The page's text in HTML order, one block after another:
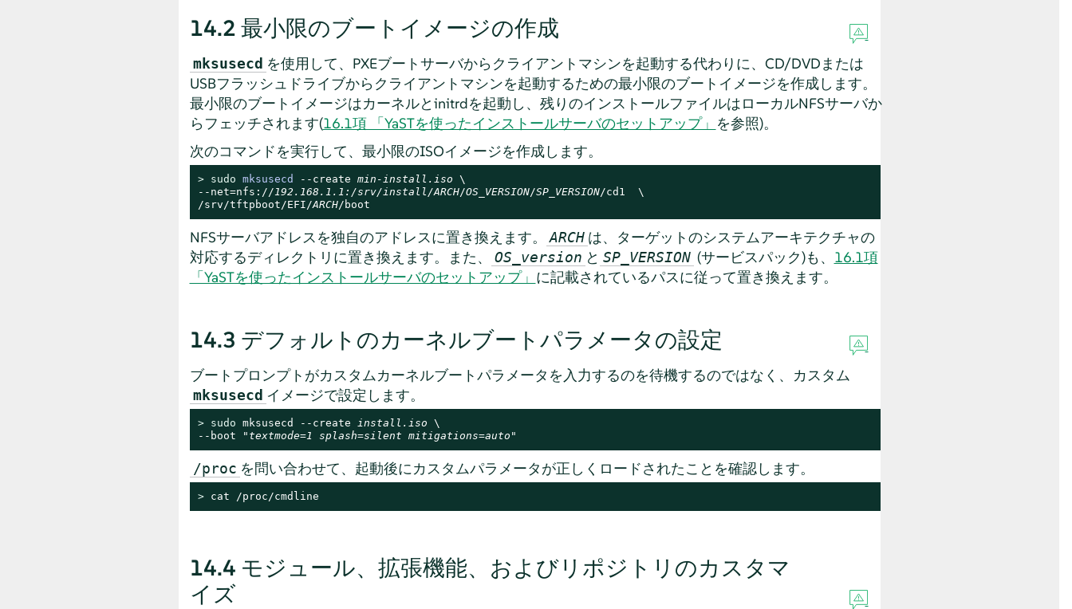
14.2 最小限のブートイメージの作成
mksusecd を使用して、PXEブートサーバからクライアントマシンを起動する代わりに、CD/DVDまたは
USBフラッシュドライブからクライアントマシンを起動するための最小限のブートイメージを作成します。
最小限のブートイメージはカーネルとinitrdを起動し、残りのインストールファイルはローカルNFSサーバか
らフェッチされます(16.1項 「YaSTを使ったインストールサーバのセットアップ」 を参照)。
次のコマンドを実行して、最小限のISOイメージを作成します。
> sudo mksusecd --create min-install.iso \
--net=nfs:// 192.168.1.1:/srv/install/ARCH/OS_VERSION/SP_VERSION/cd1  \
/srv/tftpboot/EFI/ARCH/boot
NFSサーバアドレスを独自のアドレスに置き換えます。 ARCH は、ターゲットのシステムアーキテクチャの
対応するディレクトリに置き換えます。また、
OS_version と SP_VERSION (サービスパック)も、 16.1項
「YaSTを使ったインストールサーバのセットアップ」 に記載されているパスに従って置き換えます。
14.3 デフォルトのカーネルブートパラメータの設定
ブートプロンプトがカスタムカーネルブートパラメータを入力するのを待機するのではなく、カスタム
mksusecd イメージで設定します。
> sudo mksusecd --create install.iso \
--boot " textmode=1 splash=silent mitigations=auto "
/proc を問い合わせて、起動後にカスタムパラメータが正しくロードされたことを確認します。
> cat /proc/cmdline
14.4 モジュール、拡張機能、およびリポジトリのカスタマ
イズ